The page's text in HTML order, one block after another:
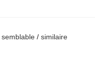
semblable / similaire